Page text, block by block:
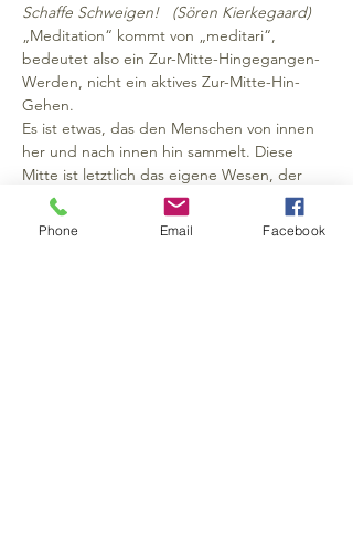
Schaffe Schweigen!   (Sören Kierkegaard)
„Meditation“ kommt von „meditari“,
bedeutet also ein Zur-Mitte-Hingegangen-
Werden, nicht ein aktives Zur-Mitte-Hin-
Gehen.
Es ist etwas, das den Menschen von innen
her und nach innen hin sammelt. Diese
Mitte ist letztlich das eigene Wesen, der
transzendente Kern des Meditierenden
selbst. Die Verwandlung, um die es in der
Phone Email Facebook